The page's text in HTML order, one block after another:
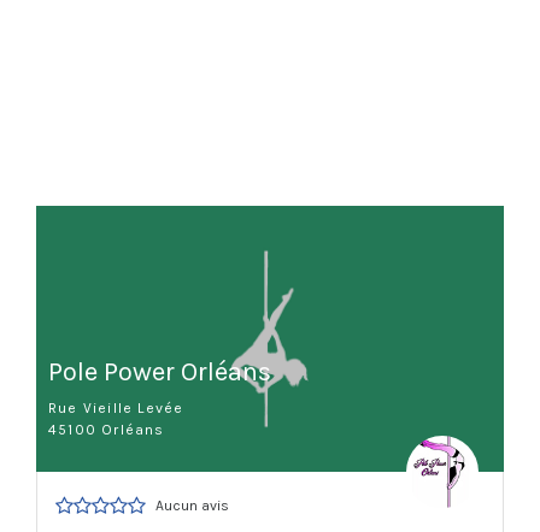
Pole Power Orléans
Rue Vieille Levée
45100 Orléans
Aucun avis